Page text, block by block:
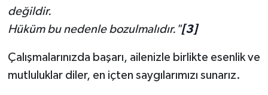
değildir.
Hüküm bu nedenle bozulmalıdır."[3]
Çalışmalarınızda başarı, ailenizle birlikte esenlik ve
mutluluklar diler, en içten saygılarımızı sunarız.